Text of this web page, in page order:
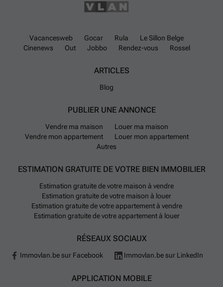
Vacancesweb Gocar Rula
Le Sillon Belge
Cinenews
Out Jobbo Rendez-vous Rossel
ARTICLES
Blog
PUBLIER UNE ANNONCE
Vendre ma maison
Louer ma maison
Vendre mon appartement
Louer mon appartement
Autres
ESTIMATION GRATUITE DE VOTRE BIEN IMMOBILIER
Estimation gratuite de votre maison à vendre
Estimation gratuite de votre maison à louer
Estimation gratuite de votre appartement à vendre
Estimation gratuite de votre appartement à louer
RÉSEAUX SOCIAUX
Immovlan.be sur Facebook Immovlan.be sur LinkedIn
APPLICATION MOBILE